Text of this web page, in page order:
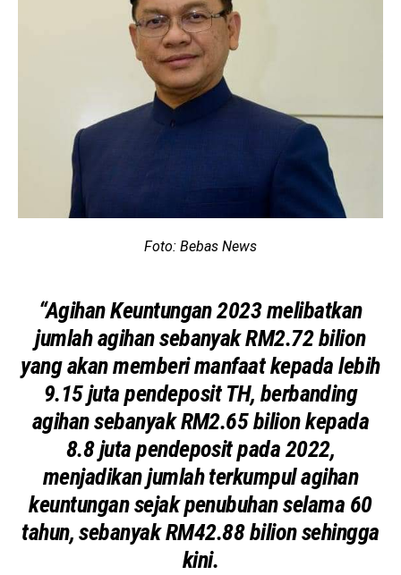
Foto: Bebas News
“Agihan Keuntungan 2023 melibatkan
jumlah agihan sebanyak RM2.72 bilion
yang akan memberi manfaat kepada lebih
9.15 juta pendeposit TH, berbanding
agihan sebanyak RM2.65 bilion kepada
8.8 juta pendeposit pada 2022,
menjadikan jumlah terkumpul agihan
keuntungan sejak penubuhan selama 60
tahun, sebanyak RM42.88 bilion sehingga
kini.